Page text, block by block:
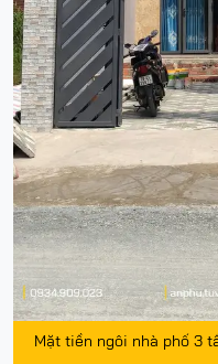
Mặt tiền ngôi nhà phố 3